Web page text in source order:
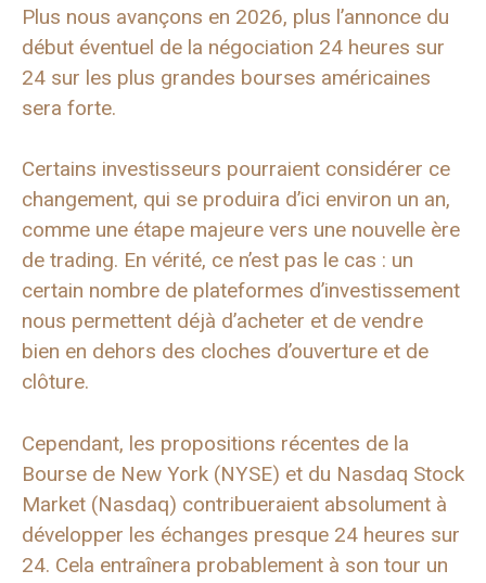
Plus nous avançons en 2026, plus l’annonce du
début éventuel de la négociation 24 heures sur
24 sur les plus grandes bourses américaines
sera forte.
Certains investisseurs pourraient considérer ce
changement, qui se produira d’ici environ un an,
comme une étape majeure vers une nouvelle ère
de trading. En vérité, ce n’est pas le cas : un
certain nombre de plateformes d’investissement
nous permettent déjà d’acheter et de vendre
bien en dehors des cloches d’ouverture et de
clôture.
Cependant, les propositions récentes de la
Bourse de New York (NYSE) et du Nasdaq Stock
Market (Nasdaq) contribueraient absolument à
développer les échanges presque 24 heures sur
24. Cela entraînera probablement à son tour un